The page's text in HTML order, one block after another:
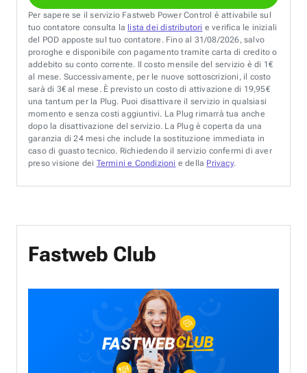
Per sapere se il servizio Fastweb Power Control è attivabile sul
tuo contatore consulta la lista dei distributori e verifica le iniziali
del POD apposte sul tuo contatore. Fino al 31/08/2026, salvo
proroghe e disponibile con pagamento tramite carta di credito o
addebito su conto corrente. Il costo mensile del servizio è di 1€
al mese. Successivamente, per le nuove sottoscrizioni, il costo
sarà di 3€ al mese. È previsto un costo di attivazione di 19,95€
una tantum per la Plug. Puoi disattivare il servizio in qualsiasi
momento e senza costi aggiuntivi. La Plug rimarrà tua anche
dopo la disattivazione del servizio. La Plug è coperta da una
garanzia di 24 mesi che include la sostituzione immediata in
caso di guasto tecnico. Richiedendo il servizio confermi di aver
preso visione dei Termini e Condizioni e della Privacy.
Fastweb Club